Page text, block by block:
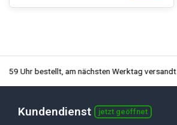
Uhr bestellt, am nächsten Werktag versandt
Kundendienst jetzt geöffnet